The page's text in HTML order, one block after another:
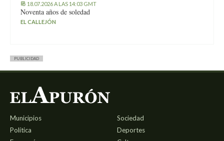
18.07.2026 A LAS 14:03 GMT
Noventa años de soledad
EL CALLEJÓN
PUBLICIDAD
Municipios
Política
Sociedad
Deportes